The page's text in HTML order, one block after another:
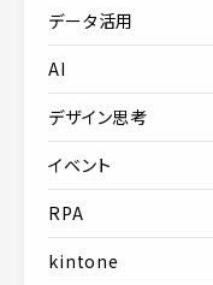
データ活用
AI
デザイン思考
イベント
RPA
kintone